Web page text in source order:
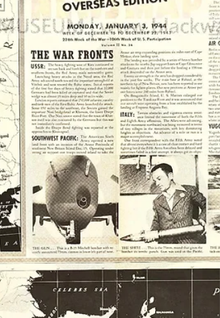
NEWSMAP OVERSEAS EDITION,
MONDAY, 24 JULY, 1944. WEEK OF 6 JULY
TO 13 JULY. 253rd Week of the War - 135th
Week of U. S. Participation....